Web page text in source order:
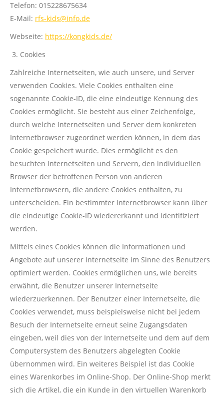
Telefon: 015228675634
E-Mail: rfs-kids@info.de
Webseite: https://kongkids.de/
Cookies
Zahlreiche Internetseiten, wie auch unsere, und Server
verwenden Cookies. Viele Cookies enthalten eine
sogenannte Cookie-ID, die eine eindeutige Kennung des
Cookies ermöglicht. Sie besteht aus einer Zeichenfolge,
durch welche Internetseiten und Server dem konkreten
Internetbrowser zugeordnet werden können, in dem das
Cookie gespeichert wurde. Dies ermöglicht es den
besuchten Internetseiten und Servern, den individuellen
Browser der betroffenen Person von anderen
Internetbrowsern, die andere Cookies enthalten, zu
unterscheiden. Ein bestimmter Internetbrowser kann über
die eindeutige Cookie-ID wiedererkannt und identifiziert
werden.
Mittels eines Cookies können die Informationen und
Angebote auf unserer Internetseite im Sinne des Benutzers
optimiert werden. Cookies ermöglichen uns, wie bereits
erwähnt, die Benutzer unserer Internetseite
wiederzuerkennen. Der Benutzer einer Internetseite, die
Cookies verwendet, muss beispielsweise nicht bei jedem
Besuch der Internetseite erneut seine Zugangsdaten
eingeben, weil dies von der Internetseite und dem auf dem
Computersystem des Benutzers abgelegten Cookie
übernommen wird. Ein weiteres Beispiel ist das Cookie
eines Warenkorbes im Online-Shop. Der Online-Shop merkt
sich die Artikel, die ein Kunde in den virtuellen Warenkorb